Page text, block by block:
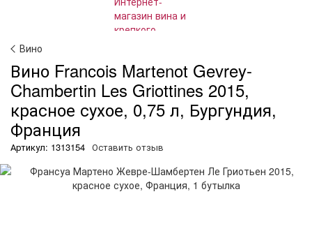
Вино
Вино Francois Martenot Gevrey-
Chambertin Les Griottines 2015,
красное сухое, 0,75 л, Бургундия,
Франция
Артикул: 1313154 Оставить отзыв